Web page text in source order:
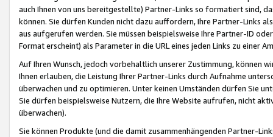
auch Ihnen von uns bereitgestellte) Partner-Links so formatiert sind,
können. Sie dürfen Kunden nicht dazu auffordern, Ihre Partner-Links
aus aufgerufen werden. Sie müssen beispielsweise Ihre Partner-ID
Format erscheint) als Parameter in die URL eines jeden Links zu einer
Auf Ihren Wunsch, jedoch vorbehaltlich unserer Zustimmung, können
Ihnen erlauben, die Leistung Ihrer Partner-Links durch Aufnahme
überwachen und zu optimieren. Unter keinen Umständen dürfen Sie
Sie dürfen beispielsweise Nutzern, die Ihre Website aufrufen, nicht
überwachen).
Sie können Produkte (und die damit zusammenhängenden Partner-